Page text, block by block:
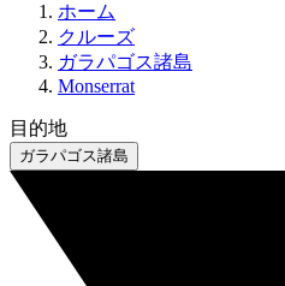
ホーム
クルーズ
ガラパゴス諸島
Monserrat
目的地
ガラパゴス諸島